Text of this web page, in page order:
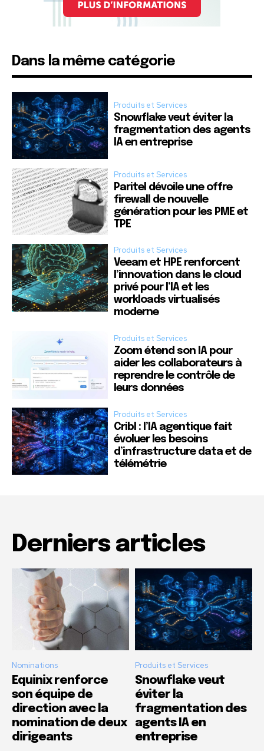
Dans la même catégorie
Produits et Services
Snowflake veut éviter la
fragmentation des agents
IA en entreprise
Produits et Services
Paritel dévoile une offre
firewall de nouvelle
génération pour les PME et
TPE
Produits et Services
Veeam et HPE renforcent
l’innovation dans le cloud
privé pour l’IA et les
workloads virtualisés
moderne
Produits et Services
Zoom étend son IA pour
aider les collaborateurs à
reprendre le contrôle de
leurs données
Produits et Services
Cribl : l’IA agentique fait
évoluer les besoins
d’infrastructure data et de
télémétrie
Derniers articles
Nominations
Equinix renforce
son équipe de
direction avec la
nomination de deux
dirigeants
Produits et Services
Snowflake veut
éviter la
fragmentation des
agents IA en
entreprise